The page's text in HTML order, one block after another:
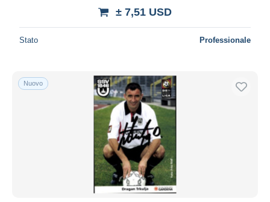
± 7,51 USD
Stato Professionale
Nuovo